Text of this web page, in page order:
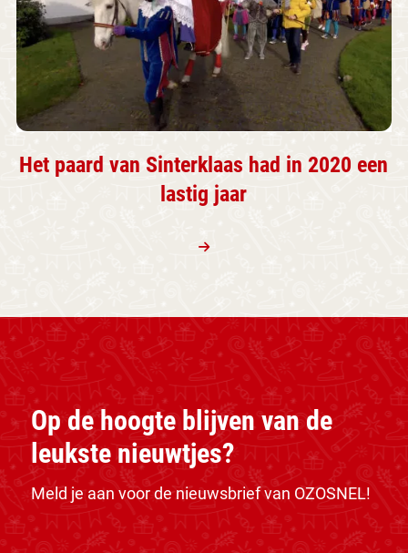
Het paard van Sinterklaas had in 2020 een
lastig jaar
Op de hoogte blijven van de
leukste nieuwtjes?
Meld je aan voor de nieuwsbrief van OZOSNEL!